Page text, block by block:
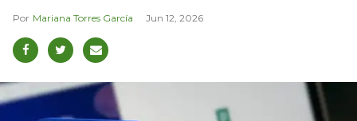
Mariana Torres García Jun 12, 2026